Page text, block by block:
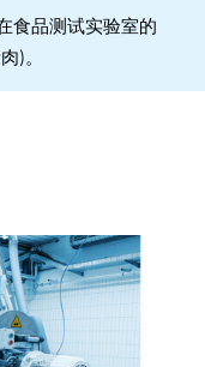
食品测试实验室的
)。